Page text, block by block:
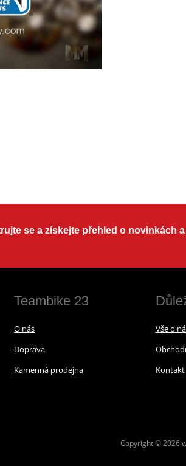
se a získejte přehled o novinkách
Teambike 23
O nás
Doprava
Kamenná prodejna
Vše o
Kontakt
Copyright © 2026